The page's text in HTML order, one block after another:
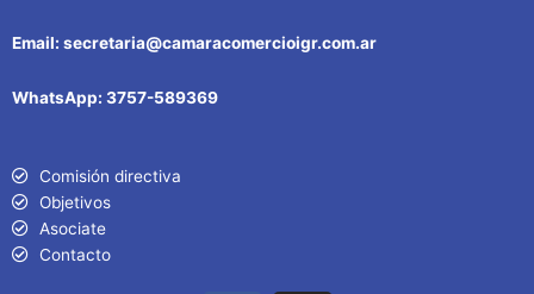
Email: secretaria@camaracomercioigr.com.ar
WhatsApp: 3757-589369
Comisión directiva
Objetivos
Asociate
Contacto